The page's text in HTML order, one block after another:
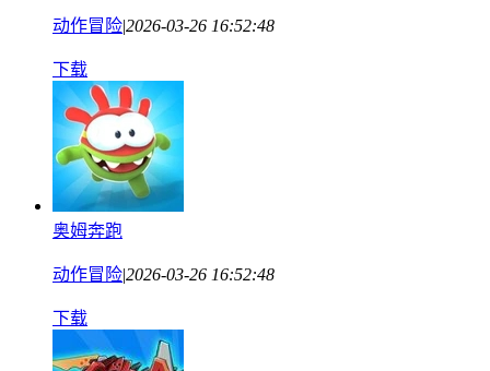
动作冒险|2026-03-26 16:52:48
下载
奥姆奔跑
动作冒险|2026-03-26 16:52:48
下载